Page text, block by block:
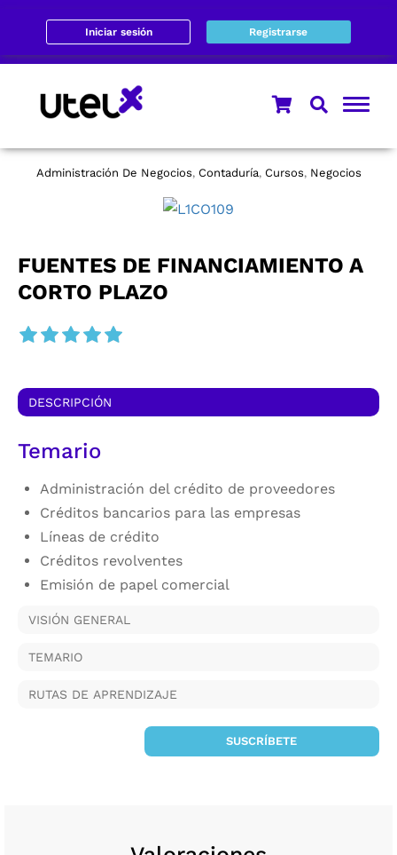
Iniciar sesión Registrarse
Administración De Negocios, Contaduría, Cursos, Negocios
FUENTES DE FINANCIAMIENTO A
CORTO PLAZO
DESCRIPCIÓN
Temario
Administración del crédito de proveedores
Créditos bancarios para las empresas
Líneas de crédito
Créditos revolventes
Emisión de papel comercial
VISIÓN GENERAL
TEMARIO
RUTAS DE APRENDIZAJE
SUSCRÍBETE